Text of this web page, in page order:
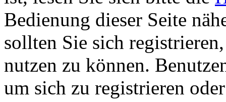
Bedienung dieser Seite
sollten Sie sich
nutzen zu können.
um sich zu registrieren